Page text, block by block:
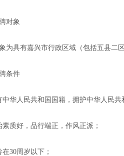
对象
为具有嘉兴市行政区域（包括五县二
条件
华人民共和国国籍，拥护中华人民共
质好，品行端正，作风正派；
30周岁以下；